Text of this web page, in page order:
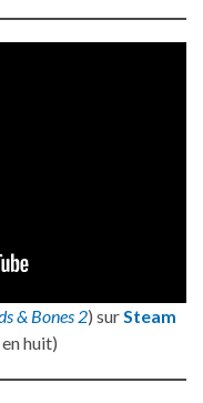
& Bones 2) sur Steam
en huit)